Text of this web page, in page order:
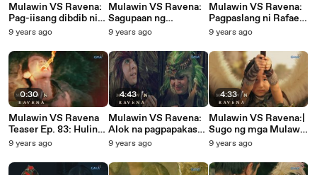
Mulawin VS Ravena:
Pag-iisang dibdib nina
Almiro at Anya |
9 years ago
0:30
Mulawin VS Ravena
Teaser Ep. 83: Huling
Miyerkules
9 years ago
Mulawin VS Ravena:
Sagupaan ng
dalawang hari |
9 years ago
4:43
Mulawin VS Ravena:
Alok na pagpapakasal
ni Pagaspas | Episode
9 years ago
Mulawin VS Ravena:
Pagpaslang ni Rafael
kay Gabriel | Episode
9 years ago
4:33
Mulawin VS Ravena:|
Sugo ng mga Mulawin
Episode 80
9 years ago